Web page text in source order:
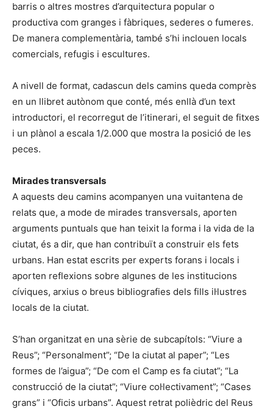
barris o altres mostres d’arquitectura popular o
productiva com granges i fàbriques, sederes o fumeres.
De manera complementària, també s’hi inclouen locals
comercials, refugis i escultures.
A nivell de format, cadascun dels camins queda comprès
en un llibret autònom que conté, més enllà d’un text
introductori, el recorregut de l’itinerari, el seguit de fitxes
i un plànol a escala 1/2.000 que mostra la posició de les
peces.
Mirades transversals
A aquests deu camins acompanyen una vuitantena de
relats que, a mode de mirades transversals, aporten
arguments puntuals que han teixit la forma i la vida de la
ciutat, és a dir, que han contribuït a construir els fets
urbans. Han estat escrits per experts forans i locals i
aporten reflexions sobre algunes de les institucions
cíviques, arxius o breus bibliografies dels fills il·lustres
locals de la ciutat.
S’han organitzat en una sèrie de subcapítols: “Viure a
Reus”; “Personalment”; “De la ciutat al paper”; “Les
formes de l’aigua”; “De com el Camp es fa ciutat”; “La
construcció de la ciutat”; “Viure col·lectivament”; “Cases
grans” i “Oficis urbans”. Aquest retrat polièdric del Reus